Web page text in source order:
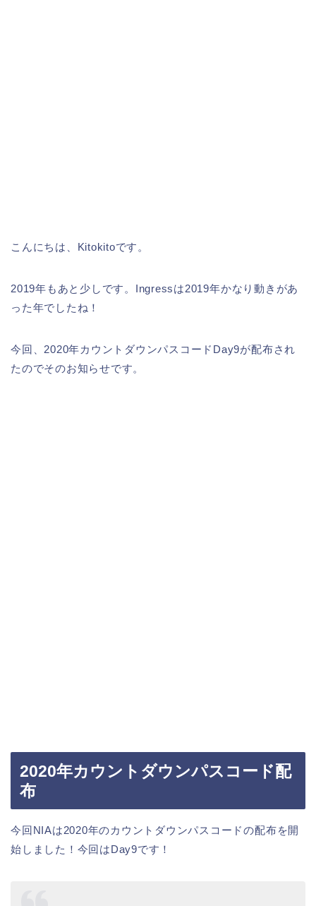
こんにちは、Kitokitoです。
2019年もあと少しです。Ingressは2019年かなり動きがあ
った年でしたね！
今回、2020年カウントダウンパスコードDay9が配布され
たのでそのお知らせです。
2020年カウントダウンパスコード配
布
今回NIAは2020年のカウントダウンパスコードの配布を開
始しました！今回はDay9です！